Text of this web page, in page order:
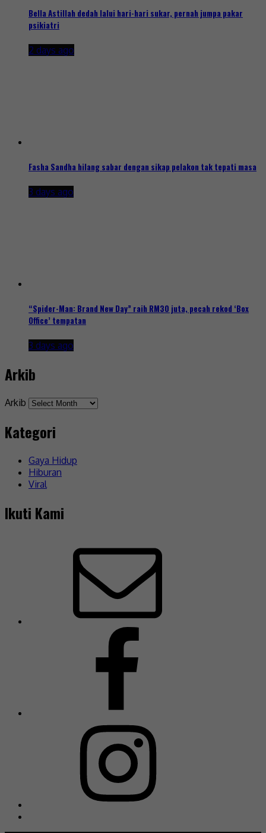
Bella Astillah dedah lalui hari-hari sukar, pernah jumpa pakar
psikiatri
2 days ago
Fasha Sandha hilang sabar dengan sikap pelakon tak tepati masa
3 days ago
“Spider-Man: Brand New Day” raih RM30 juta, pecah rekod ‘Box
Office’ tempatan
3 days ago
Arkib
Arkib
Kategori
Gaya Hidup
Hiburan
Viral
Ikuti Kami